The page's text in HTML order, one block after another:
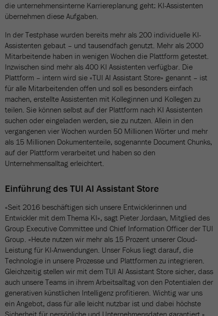
die unternehmensinterne Karriereplanung geht: KI-Assistenten
übernehmen diese Aufgaben.
In der Testphase wurden bereits mehr als 200 individuelle KI-
Assistenten gebaut – und tausendfach genutzt. Mehr als 2000
Mitarbeitende haben in wenigen Wochen die Plattform getestet.
Inzwischen sind mehr als 400 KI Assistenten verfügbar. Die
Plattform – intern wird sie «TUI AI Assistant Store» genannt – ist
für alle Mitarbeitenden offen und soll es besonders einfach
machen, erstellte Assistenten mit Kolleginnen und Kollegen zu
teilen. Sie können selbst auf der Plattform nach KI Assistenten
suchen oder eingeladen werden, sie zu nutzen. Allein in den
vergangenen vier Wochen wurden 50 Millionen Wörter und mehr
als 15 Millionen Dokumententeile, sogenannte Document Chunks,
auf der Plattform verarbeitet und haben so den
Unternehmensalltag erleichtert.
Einführung des TUI AI Assistant Store
«Seit 2016 beschäftigen sich unsere Entwicklerinnen und
Entwickler mit dem Thema KI», sagt Pieter Jordaan, Mitglied des
Group Executive Committee und Chief Information Officer der TUI
Group. «Heute nutzen wir mehr als 15 Prozent unserer Cloud-
Leistung für KI-Anwendungen. Unser Fokus liegt darauf, die
Technologie in unsere Prozesse und Plattformen zu integrieren.
Gleichzeitig stellen wir mit dem TUI AI Assistant Store sicher, dass
auch unsere Teams in ihrem Arbeitsalltag von den Potentialen der
generativen künstlichen Intelligenz profitieren. Wichtig war uns
ein Angebot, dass für alle leicht nutzbar ist und dabei höchste
Sicherheit für persönliche und Unternehmensdaten garantiert.»